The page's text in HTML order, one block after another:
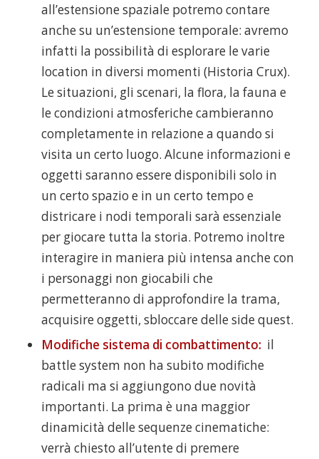
all’estensione spaziale potremo contare
anche su un’estensione temporale: avremo
infatti la possibilità di esplorare le varie
location in diversi momenti (Historia Crux).
Le situazioni, gli scenari, la flora, la fauna e
le condizioni atmosferiche cambieranno
completamente in relazione a quando si
visita un certo luogo. Alcune informazioni e
oggetti saranno essere disponibili solo in
un certo spazio e in un certo tempo e
districare i nodi temporali sarà essenziale
per giocare tutta la storia. Potremo inoltre
interagire in maniera più intensa anche con
i personaggi non giocabili che
permetteranno di approfondire la trama,
acquisire oggetti, sbloccare delle side quest.
Modifiche sistema di combattimento: il
battle system non ha subito modifiche
radicali ma si aggiungono due novità
importanti. La prima è una maggior
dinamicità delle sequenze cinematiche:
verrà chiesto all’utente di premere